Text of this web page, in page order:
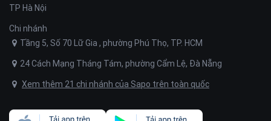
TP Hà Nội
Chi nhánh
Tầng 5, Số 70 Lữ Gia , phường Phú Thọ, TP. HCM
24 Cách Mạng Tháng Tám, phường Cẩm Lệ, Đà Nẵng
Xem thêm 21 chi nhánh của Sapo trên toàn quốc